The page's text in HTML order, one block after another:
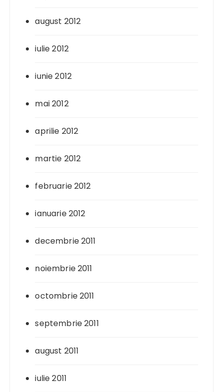
august 2012
iulie 2012
iunie 2012
mai 2012
aprilie 2012
martie 2012
februarie 2012
ianuarie 2012
decembrie 2011
noiembrie 2011
octombrie 2011
septembrie 2011
august 2011
iulie 2011